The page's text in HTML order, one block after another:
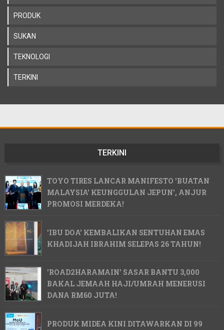
PRODUK
SUKAN
TEKNOLOGI
TERKINI
TERKINI
TOYO TIRES LANCAR MANIFESTO 'BUATAN
MALAYSIA' KEUNGGULAN JEPUN', ANJUR
PROMOSI MERDEKA!
'IBU DOA' KEMBALIKAN SENTUHAN EMAS
KHADIJAH IBRAHIM SELEPAS 26 TAHUN!
'ROAD2HARAMAIN' SASAR BANTU 3,000
BAKAL JEMAAH HAJI/UMRAH MENERUSI
DANA RM60 JUTA!
PRODUK MIDEA KINI DITAWARKAN DI 99